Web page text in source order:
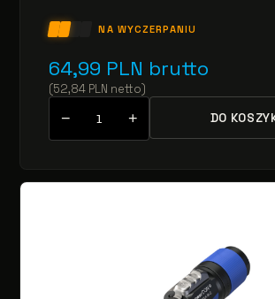
NA WYCZERPANIU
64,99 PLN brutto
(52,84 PLN netto)
− + DO